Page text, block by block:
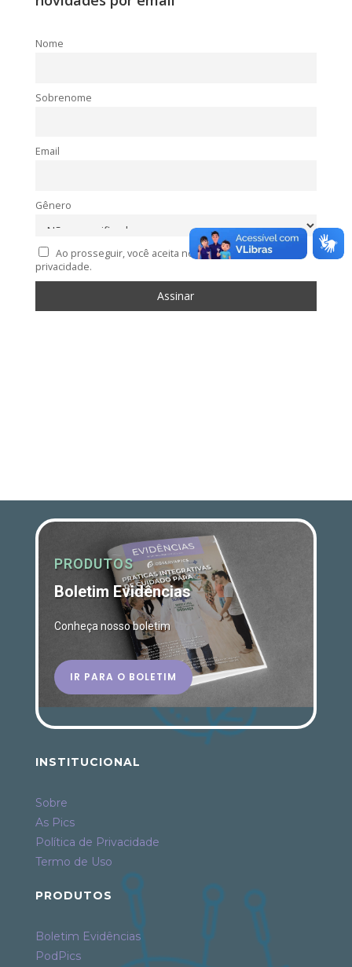
Nome
Sobrenome
Email
Gênero
Ao prosseguir, você aceita nossa política de
privacidade.
PRODUTOS
Boletim Evidências
Conheça nosso boletim
IR PARA O BOLETIM
INSTITUCIONAL
Sobre
As Pics
Política de Privacidade
Termo de Uso
PRODUTOS
Boletim Evidências
PodPics